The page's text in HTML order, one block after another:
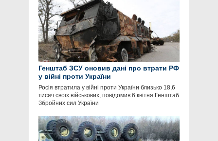
Генштаб ЗСУ оновив дані про втрати РФ
у війні проти України
Росія втратила у війні проти України близько 18,6
тисяч своїх військових, повідомив 6 квітня Генштаб
Збройних сил України